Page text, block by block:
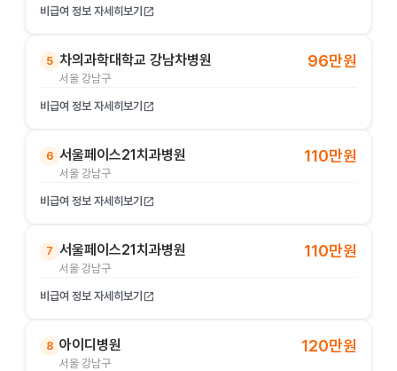
비급여 정보 자세히보기 open_in_new
5 차의과학대학교 강남차병원
서울 강남구
96만원
비급여 정보 자세히보기 open_in_new
6 서울페이스21치과병원
서울 강남구
110만원
비급여 정보 자세히보기 open_in_new
7 서울페이스21치과병원
서울 강남구
110만원
비급여 정보 자세히보기 open_in_new
8 아이디병원
서울 강남구
120만원